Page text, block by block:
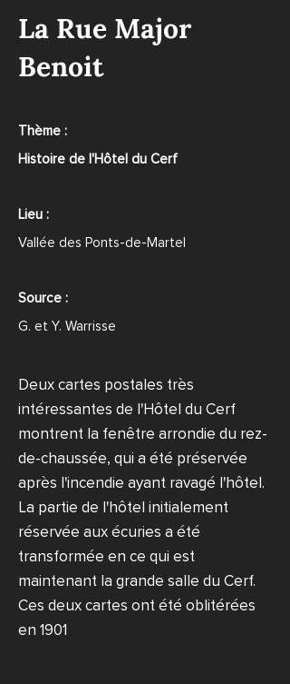
La Rue Major
Benoit
Thème :
Histoire de l'Hôtel du Cerf
Lieu :
Vallée des Ponts-de-Martel
Source :
G. et Y. Warrisse
Deux cartes postales très
intéressantes de l'Hôtel du Cerf
montrent la fenêtre arrondie du rez-
de-chaussée, qui a été préservée
après l'incendie ayant ravagé l'hôtel.
La partie de l'hôtel initialement
réservée aux écuries a été
transformée en ce qui est
maintenant la grande salle du Cerf.
Ces deux cartes ont été oblitérées
en 1901